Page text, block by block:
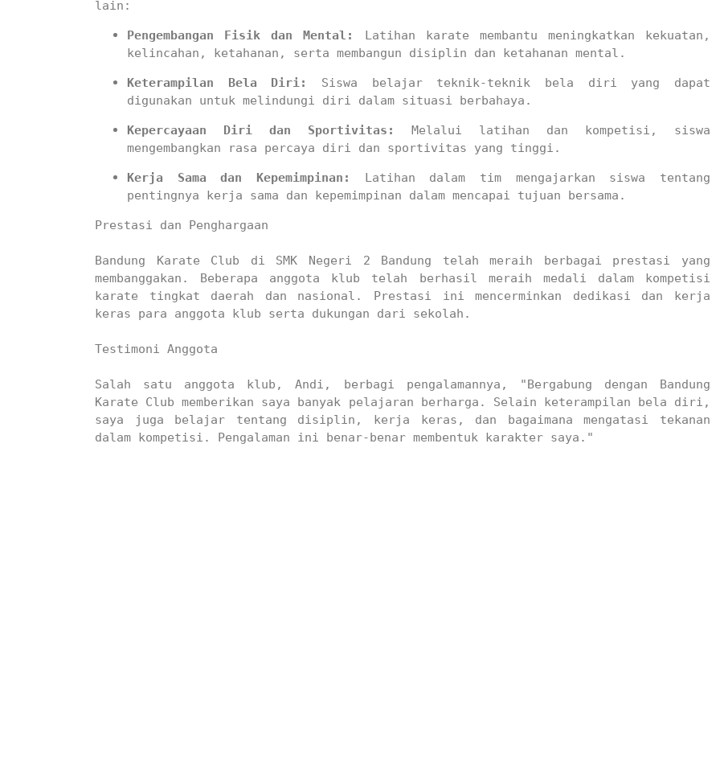
lain:
Pengembangan Fisik dan Mental:
Latihan karate membantu meningkatkan kekuatan,
kelincahan, ketahanan, serta membangun disiplin dan ketahanan mental.
Keterampilan Bela Diri:
Siswa belajar teknik-teknik bela diri yang dapat
digunakan untuk melindungi diri dalam situasi berbahaya.
Kepercayaan Diri dan Sportivitas:
Melalui latihan dan kompetisi, siswa
mengembangkan rasa percaya diri dan sportivitas yang tinggi.
Kerja Sama dan Kepemimpinan:
Latihan dalam tim mengajarkan siswa tentang
pentingnya kerja sama dan kepemimpinan dalam mencapai tujuan bersama.
Prestasi dan Penghargaan
Bandung Karate Club di SMK Negeri 2 Bandung telah meraih berbagai prestasi yang
membanggakan. Beberapa anggota klub telah berhasil meraih medali dalam kompetisi
karate tingkat daerah dan nasional. Prestasi ini mencerminkan dedikasi dan kerja
keras para anggota klub serta dukungan dari sekolah.
Testimoni Anggota
Salah satu anggota klub, Andi, berbagi pengalamannya, "Bergabung dengan Bandung
Karate Club memberikan saya banyak pelajaran berharga. Selain keterampilan bela diri,
saya juga belajar tentang disiplin, kerja keras, dan bagaimana mengatasi tekanan
dalam kompetisi. Pengalaman ini benar-benar membentuk karakter saya."